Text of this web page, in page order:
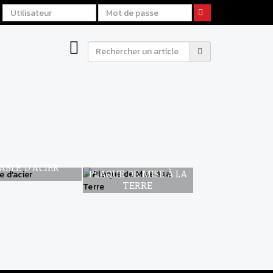
D'ACIER
PLAQUE DE MISE À LA
TERRE